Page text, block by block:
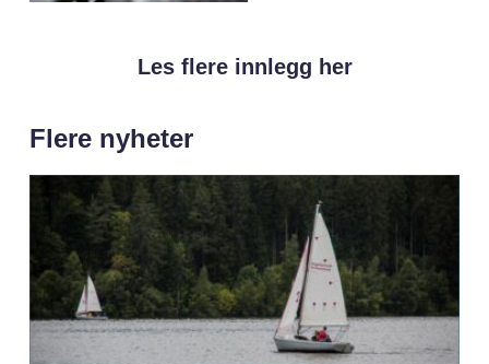
Les flere innlegg her
Flere nyheter